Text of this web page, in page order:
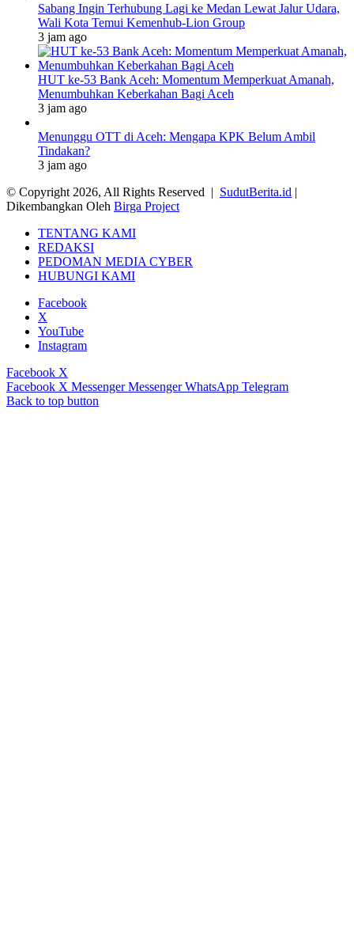
Sabang Ingin Terhubung Lagi ke Medan Lewat Jalur Udara,
Wali Kota Temui Kemenhub-Lion Group
3 jam ago
HUT ke-53 Bank Aceh: Momentum Memperkuat Amanah,
Menumbuhkan Keberkahan Bagi Aceh
3 jam ago
Menunggu OTT di Aceh: Mengapa KPK Belum Ambil
Tindakan?
3 jam ago
© Copyright 2026, All Rights Reserved | SudutBerita.id |
Dikembangkan Oleh Birga Project
TENTANG KAMI
REDAKSI
PEDOMAN MEDIA CYBER
HUBUNGI KAMI
Facebook
X
YouTube
Instagram
Facebook X
Facebook X Messenger Messenger WhatsApp Telegram
Back to top button